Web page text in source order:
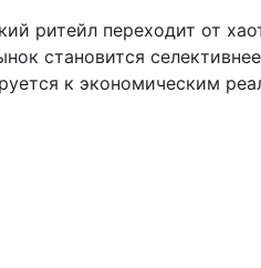
ритейл переходит от
становится
к экономическим